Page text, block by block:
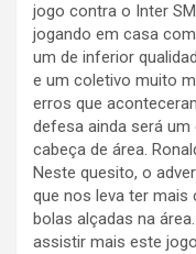
jogo contra o Inter
jogando em casa
um de inferior
e um coletivo muito
erros que
defesa ainda será
cabeça de área.
Neste quesito, o
que nos leva ter mais
bolas alçadas na
assistir mais este